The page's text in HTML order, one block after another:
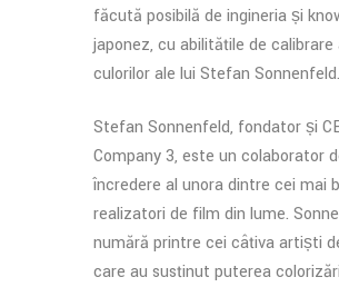
făcută posibilă de ingineria și
japonez, cu abilitățile de calibrare
culorilor ale lui Stefan Sonnenfeld.
Stefan Sonnenfeld, fondator și
Company 3, este un colaborator
încredere al unora dintre cei mai
realizatori de film din lume.
numără printre cei câțiva artiști
care au susținut puterea